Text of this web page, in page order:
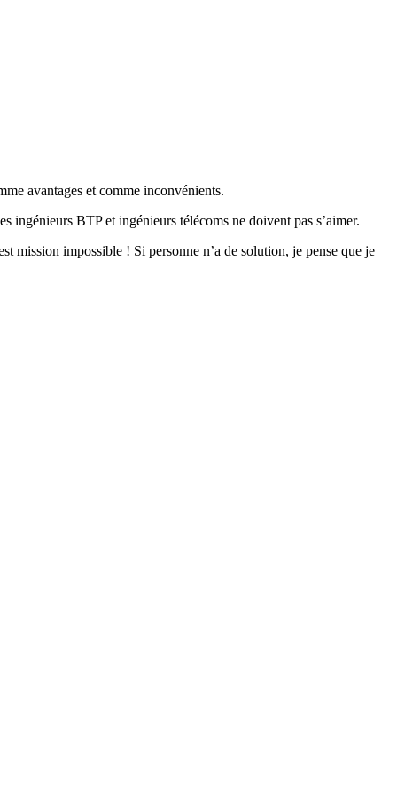
avantages et comme inconvénients.
ingénieurs BTP et ingénieurs télécoms ne doivent pas s’aimer.
mission impossible ! Si personne n’a de solution, je pense que je